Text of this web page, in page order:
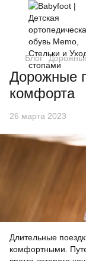
Блог
Дорожные
комфорта
26 марта 2023
Длительные
комфортными.